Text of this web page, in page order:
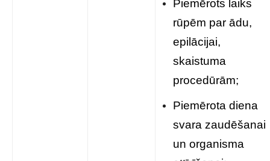
Piemērots laiks
rūpēm par ādu,
epilācijai,
skaistuma
procedūrām;
Piemērota diena
svara zaudēšanai
un organisma